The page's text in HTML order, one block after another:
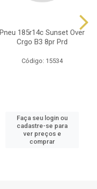
Pneu 185r14c Sunset Over
Crgo B3 8pr Prd
Código: 15534
Faça seu login ou
cadastre-se para
ver preços e
comprar